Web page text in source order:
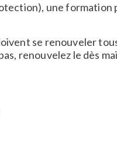
une formation
se renouveler tous
renouvelez le dès